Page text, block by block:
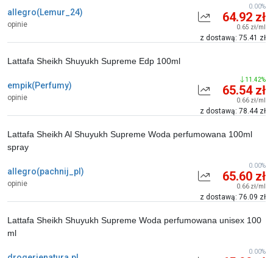
allegro(Lemur_24)
opinie 64.92 zł
0.65 zł/ml
z dostawą: 75.41 zł
0.00%
empik(Perfumy)
opinie
Lattafa Sheikh Shuyukh Supreme Edp 100ml
65.54 zł
0.66 zł/ml
z dostawą: 78.44 zł
11.42%
allegro(pachnij_pl)
opinie
Lattafa Sheikh Al Shuyukh Supreme Woda perfumowana 100ml
spray
65.60 zł
0.66 zł/ml
z dostawą: 76.09 zł
0.00%
Lattafa Sheikh Shuyukh Supreme Woda perfumowana unisex 100
ml
0.00%